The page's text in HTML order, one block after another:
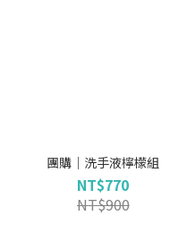
團購｜洗手液檸檬組
NT$770
NT$900